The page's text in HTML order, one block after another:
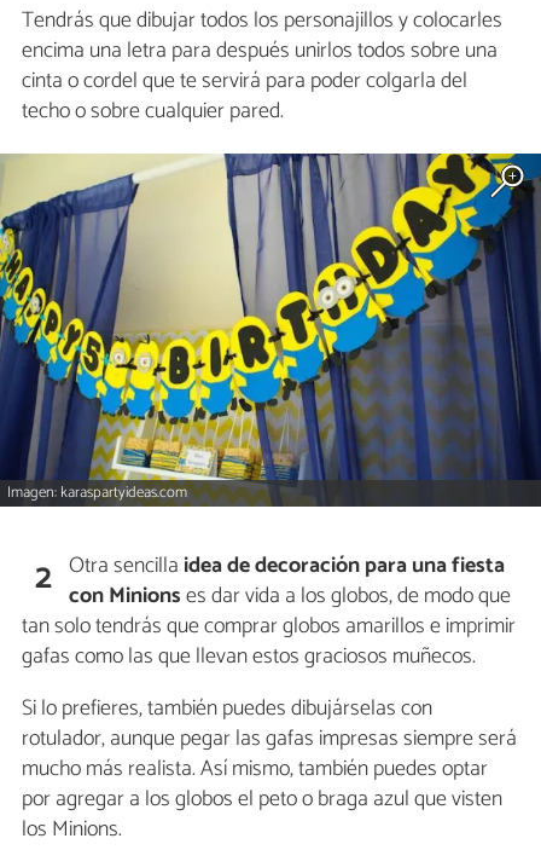
Tendrás que dibujar todos los personajillos y colocarles
encima una letra para después unirlos todos sobre una
cinta o cordel que te servirá para poder colgarla del
techo o sobre cualquier pared.
Imagen: karaspartyideas.com
2 Otra sencilla idea de decoración para una fiesta
con Minionses dar vida a los globos, de modo que
tan solo tendrás que comprar globos amarillos e imprimir
gafas como las que llevan estos graciosos muñecos.
Si lo prefieres, también puedes dibujárselas con
rotulador, aunque pegar las gafas impresas siempre será
mucho más realista. Así mismo, también puedes optar
por agregar a los globos el peto o braga azul que visten
los Minions.